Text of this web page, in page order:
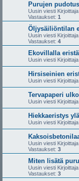
Purujen
Uusin viesti Kirjoittaja
Vastaukset: 1
Öljysäiliöntilan
Uusin viesti Kirjoittaja
Vastaukset: 4
Ekovillalla
Uusin viesti Kirjoittaja
Hirsiseinien
Uusin viesti Kirjoittaja
Tervapaperi
Uusin viesti Kirjoittaja
Hiekkaeristys
Uusin viesti Kirjoittaja
Uusin viesti Kirjoittaja
Vastaukset: 3
Miten lisätä
Uusin viesti Kirjoittaja
Vastaukset: 3